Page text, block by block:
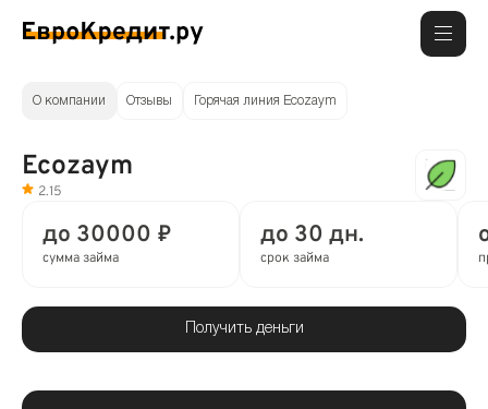
О компании Отзывы Горячая линия Ecozaym
Ecozaym
2.15
до 30000 ₽
сумма займа
до 30 дн.
срок займа
Получить деньги